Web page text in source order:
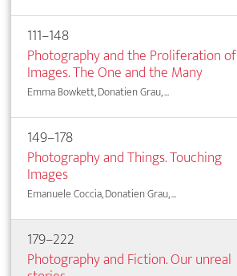
111–148
Photography and the Proliferation of
Images. The One and the Many
Emma Bowkett, Donatien Grau, ...
149–178
Photography and Things. Touching
Images
Emanuele Coccia, Donatien Grau, ...
179–222
Photography and Fiction. Our unreal